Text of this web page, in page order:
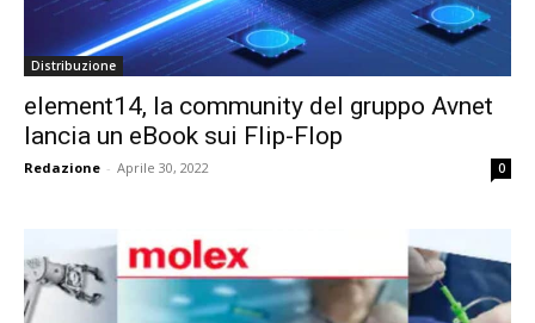
Distribuzione
element14, la community del gruppo Avnet
lancia un eBook sui Flip-Flop
Redazione - Aprile 30, 2022 0